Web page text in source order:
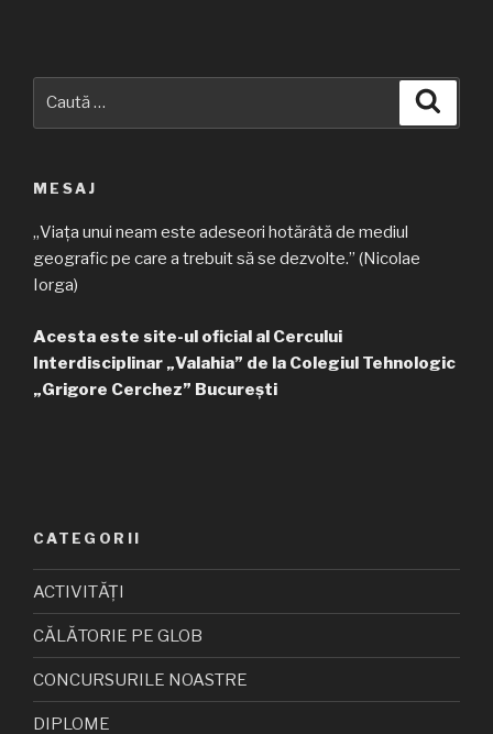
MESAJ
„Viața unui neam este adeseori hotărâtă de mediul
geografic pe care a trebuit să se dezvolte.” (Nicolae
Iorga)
Acesta este site-ul oficial al Cercului
Interdisciplinar „Valahia” de la Colegiul Tehnologic
„Grigore Cerchez” București
CATEGORII
ACTIVITĂȚI
CĂLĂTORIE PE GLOB
CONCURSURILE NOASTRE
DIPLOME